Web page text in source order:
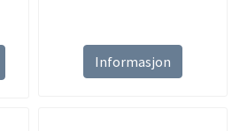
Informasjon